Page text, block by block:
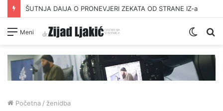
ŠUTNJA DAIJA O PRONEVJERI ZEKATA OD STRANE IZ-a
Meni
Switch
Početna / ženidba